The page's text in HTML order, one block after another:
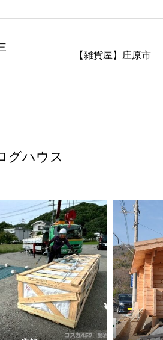
【雑貨屋】庄原市
グハウス